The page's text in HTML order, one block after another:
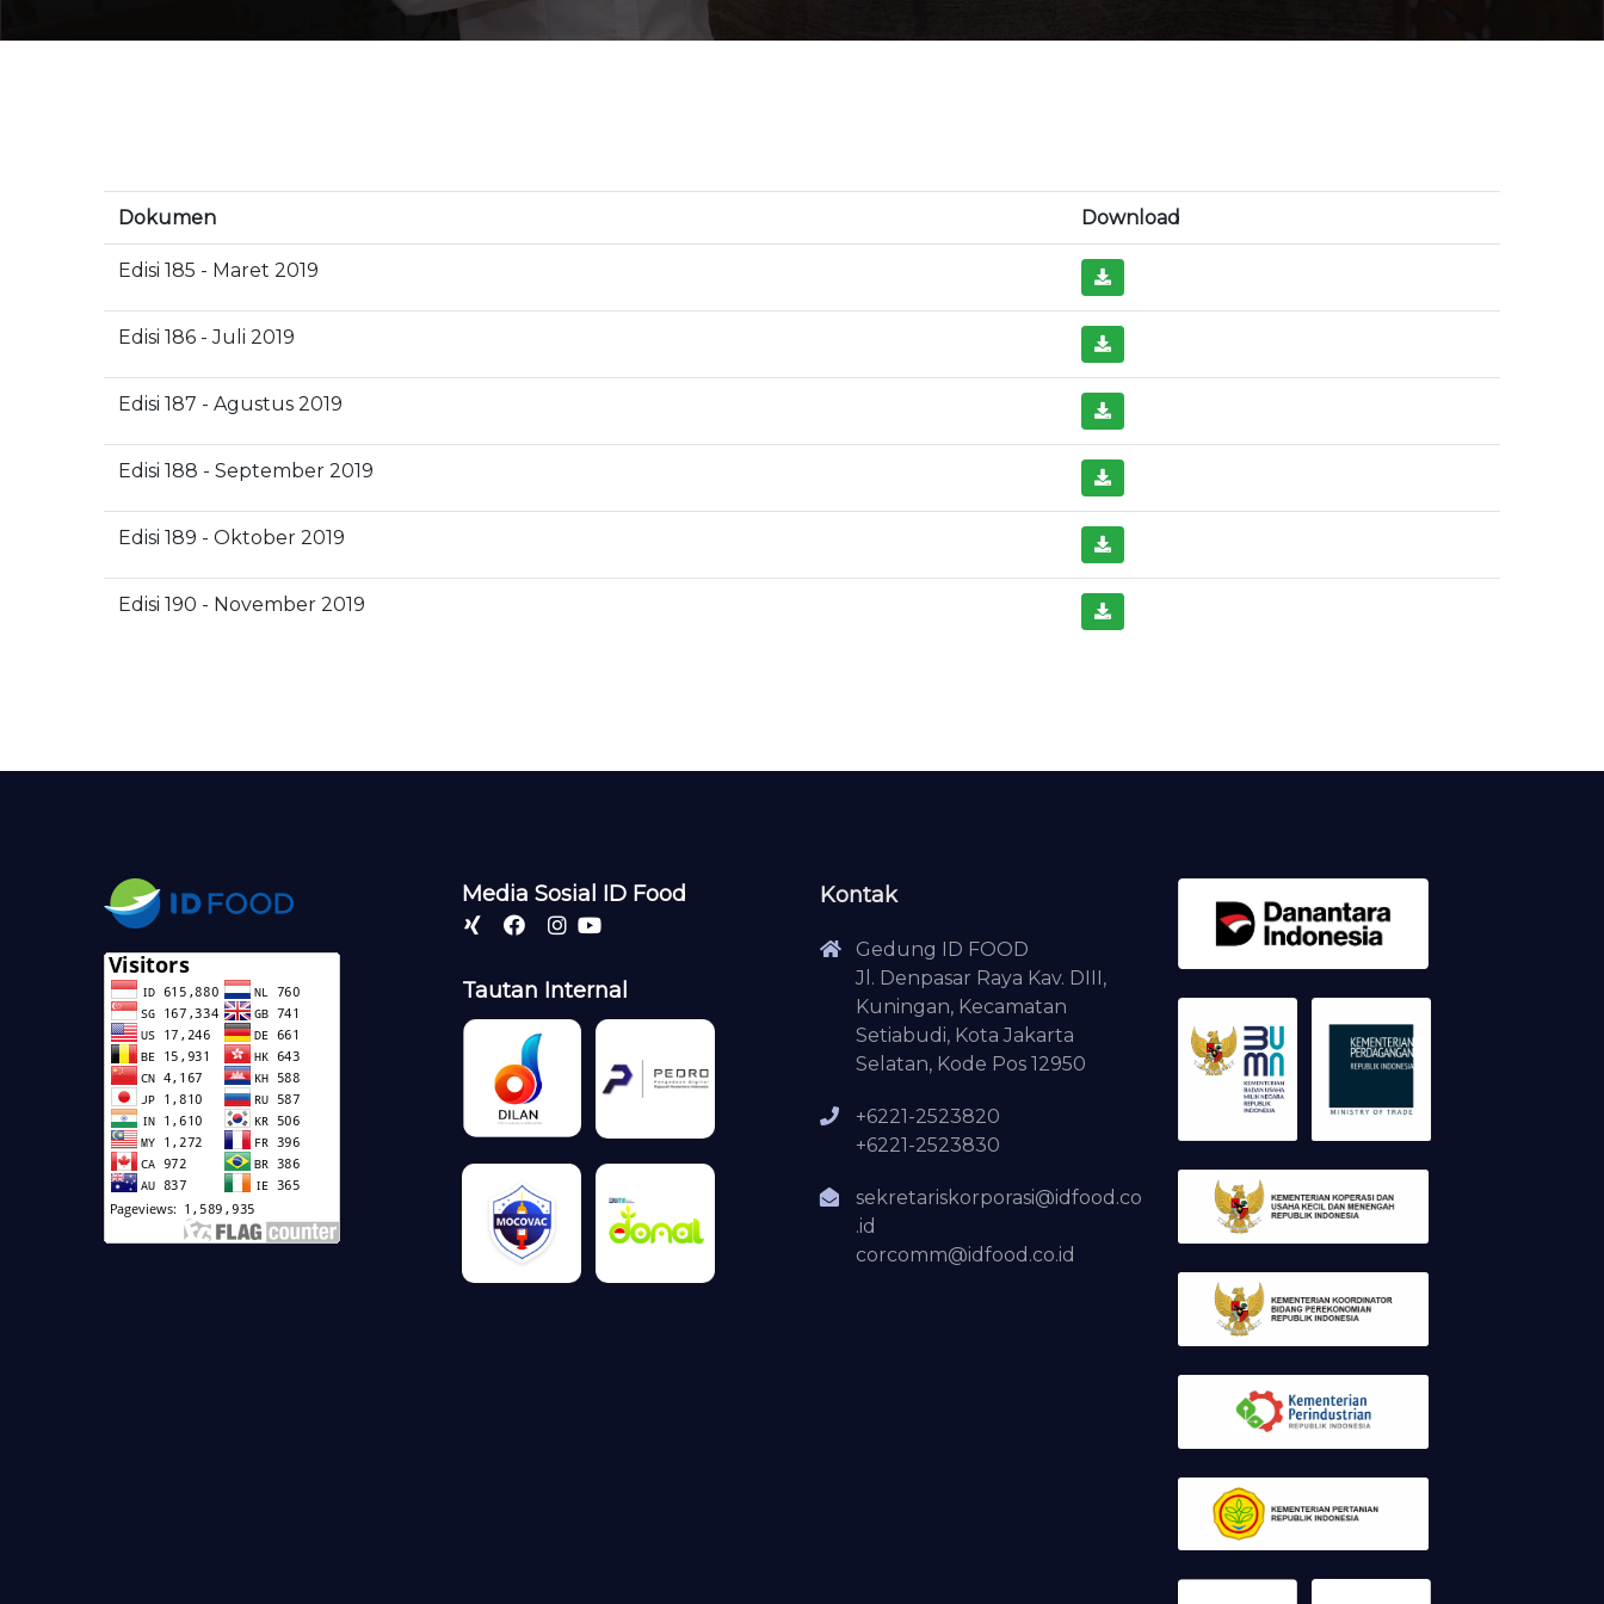
Dokumen Download
Edisi 185 - Maret 2019
Edisi 186 - Juli 2019
Edisi 187 - Agustus 2019
Edisi 188 - September 2019
Edisi 189 - Oktober 2019
Edisi 190 - November 2019
Media Sosial ID Food
Tautan Internal
Kontak
Gedung ID FOOD
Jl. Denpasar Raya Kav. DIII,
Kuningan, Kecamatan
Setiabudi, Kota Jakarta
Selatan, Kode Pos 12950
+6221-2523820
+6221-2523830
sekretariskorporasi@idfood.co
.id
corcomm@idfood.co.id